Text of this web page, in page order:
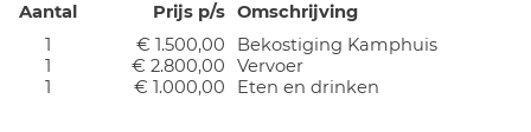
Aantal
Prijs p/s Omschrijving
1
€ 1.500,00
Bekostiging Kamphuis
1
€ 2.800,00
Vervoer
1
€ 1.000,00 Eten en drinken